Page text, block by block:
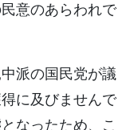
意のあらわれで
派の国民党が議
に及びませんで
なったため、こ